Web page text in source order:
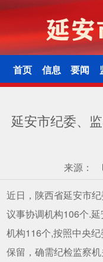
首页 信息 要闻
延安市纪委、
来源：
近日，陕西省延安市
议事协调机构106个.
机构116个,按照中央
保留，确需纪检监察